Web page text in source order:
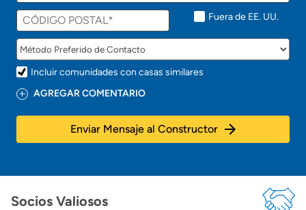
Fuera de EE. UU.
Incluir comunidades con casas similares
AGREGAR COMENTARIO
Enviar Mensaje al Constructor
Socios Valiosos